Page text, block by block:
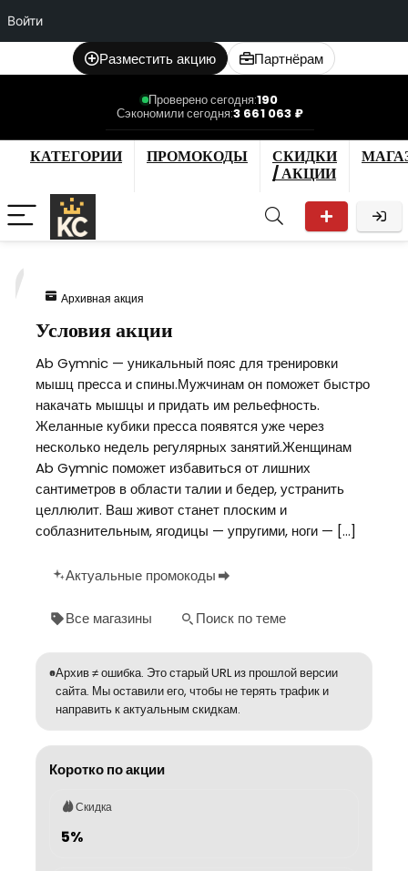
Войти
Разместить акцию Партнёрам
Проверено сегодня:190
Сэкономили сегодня:3 661 063 ₽
КАТЕГОРИИ ПРОМОКОДЫ
СКИДКИ
/ АКЦИИ
Архивная акция
Условия акции
Ab Gymnic — уникальный пояс для тренировки
мышц пресса и спины.Мужчинам он поможет быстро
накачать мышцы и придать им рельефность.
Желанные кубики пресса появятся уже через
несколько недель регулярных занятий.Женщинам
Ab Gymnic поможет избавиться от лишних
сантиметров в области талии и бедер, устранить
целлюлит. Ваш живот станет плоским и
соблазнительным, ягодицы — упругими, ноги — […]
Актуальные промокоды
Все магазины Поиск по теме
Архив ≠ ошибка. Это старый URL из прошлой версии
сайта. Мы оставили его, чтобы не терять трафик и
направить к актуальным скидкам.
Коротко по акции
Скидка
5%